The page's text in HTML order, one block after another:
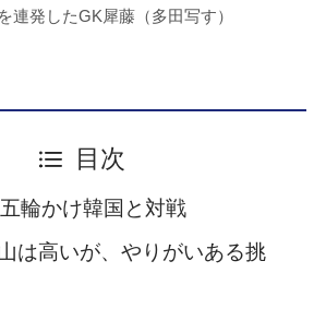
連発したGK犀藤（多田写す）
目次
輪かけ韓国と対戦
は高いが、やりがいある挑